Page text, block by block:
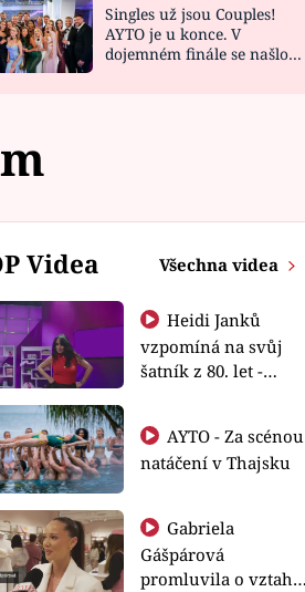
Singles už jsou Couples!
AYTO je u konce. V
dojemném finále se našlo
Videa Všechna videa
Heidi Janků
vzpomíná na svůj
šatník z 80. let -
natáčení v Thajsku
Gabriela
Gášpárová
promluvila o vztahu